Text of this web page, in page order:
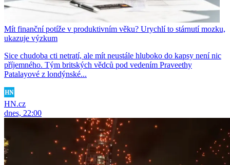
Mít finanční potíže v produktivním věku? Urychlí to stárnutí mozku,
ukazuje výzkum
Sice chudoba cti netratí, ale mít neustále hluboko do kapsy není nic
příjemného. Tým britských vědců pod vedením Praveethy
Patalayové z londýnské...
HN.cz
dnes, 22:00